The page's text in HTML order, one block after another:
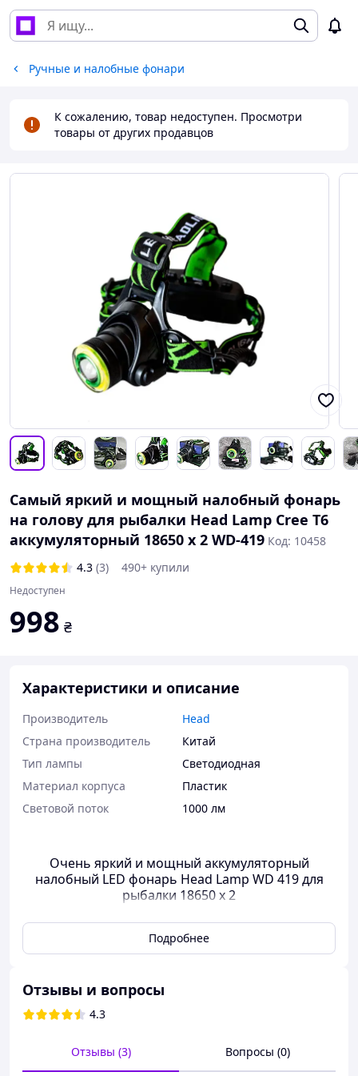
Ручные и налобные фонари
К сожалению, товар недоступен. Просмотри
товары от других продавцов
Самый яркий и мощный налобный фонарь
на голову для рыбалки Head Lamp Cree T6
аккумуляторный 18650 х 2 WD-419 Код: 10458
4.3 (3) 490+ купили
Недоступен
998 ₴
Характеристики и описание
Производитель
Head
Страна производитель
Китай
Тип лампы
Светодиодная
Материал корпуса
Пластик
Световой поток
1000 лм
Очень яркий и мощный аккумуляторный
налобный LED фонарь Head Lamp WD 419 для
рыбалки 18650 х 2
Важной особенностью фонаря Head Lamp WD 419
светом. Благодаря этому есть дополнительный режим
освещения - равномерно вокруг себя. Это очень удобно
рассеянный свет вокруг вас на 1,5 метра. По сути будет
Подробнее
Отзывы и вопросы
4.3
Отзывы (3) Вопросы (0)